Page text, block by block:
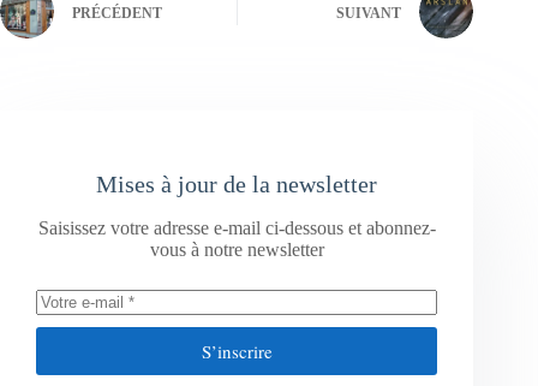
PRÉCÉDENT SUIVANT
Mises à jour de la newsletter
Saisissez votre adresse e-mail ci-dessous et abonnez-
vous à notre newsletter
S’inscrire